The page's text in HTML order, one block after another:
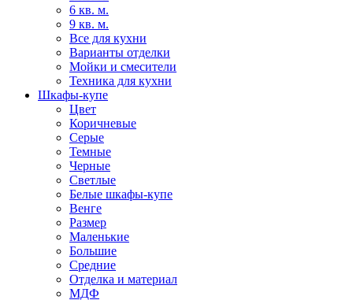
6 кв. м.
9 кв. м.
Все для кухни
Варианты отделки
Мойки и смесители
Техника для кухни
Шкафы-купе
Цвет
Коричневые
Серые
Темные
Черные
Светлые
Белые шкафы-купе
Венге
Размер
Маленькие
Большие
Средние
Отделка и материал
МДФ